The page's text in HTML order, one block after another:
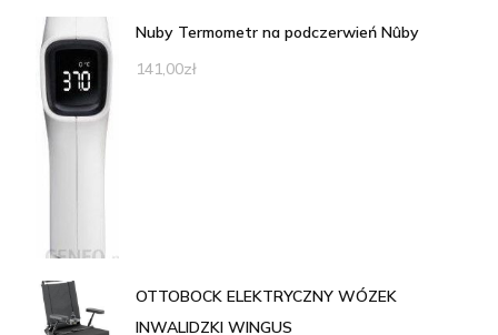
Nuby Termometr na podczerwień Nûby
141,00zł
OTTOBOCK ELEKTRYCZNY WÓZEK
INWALIDZKI WINGUS